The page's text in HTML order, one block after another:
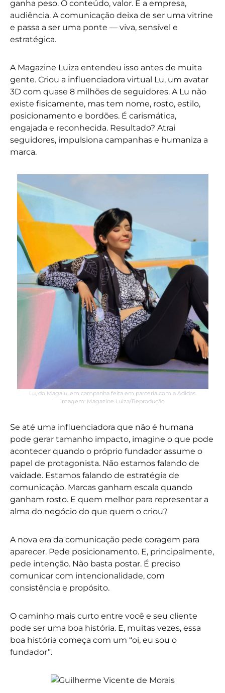
ganha peso. O conteúdo, valor. E a empresa,
audiência. A comunicação deixa de ser uma vitrine
e passa a ser uma ponte — viva, sensível e
estratégica.
A Magazine Luiza entendeu isso antes de muita
gente. Criou a influenciadora virtual Lu, um avatar
3D com quase 8 milhões de seguidores. A Lu não
existe fisicamente, mas tem nome, rosto, estilo,
posicionamento e bordões. É carismática,
engajada e reconhecida. Resultado? Atrai
seguidores, impulsiona campanhas e humaniza a
marca.
Lu, do Magalu, em campanha feita em parceria com a Adidas.
Imagem: Magazine Luiza/Reprodução
Se até uma influenciadora que não é humana
pode gerar tamanho impacto, imagine o que pode
acontecer quando o próprio fundador assume o
papel de protagonista. Não estamos falando de
vaidade. Estamos falando de estratégia de
comunicação. Marcas ganham escala quando
ganham rosto. E quem melhor para representar a
alma do negócio do que quem o criou?
A nova era da comunicação pede coragem para
aparecer. Pede posicionamento. E, principalmente,
pede intenção. Não basta postar. É preciso
comunicar com intencionalidade, com
consistência e propósito.
O caminho mais curto entre você e seu cliente
pode ser uma boa história. E, muitas vezes, essa
boa história começa com um “oi, eu sou o
fundador”.